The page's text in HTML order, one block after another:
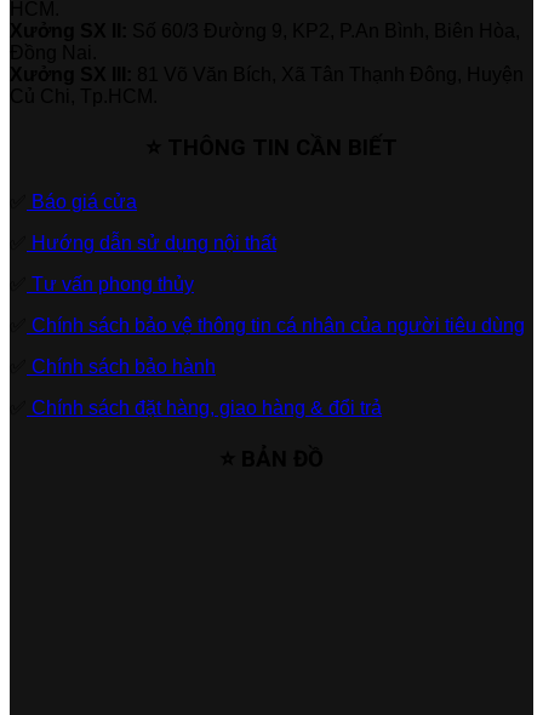
Báo giá cửa
Hướng dẫn sử dụng nội thất
Tư vấn phong thủy
Chính sách bảo vệ thông tin cá nhân của người tiêu dùng
Chính sách bảo hành
Chính sách đặt hàng, giao hàng & đổi trả